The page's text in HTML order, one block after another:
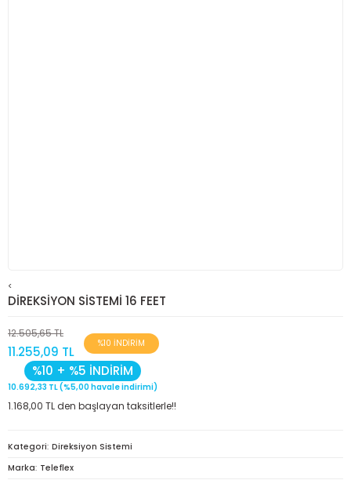
<
DİREKSİYON SİSTEMİ 16 FEET
12.505,65 TL
11.255,09 TL
%10 İNDİRİM
%10 + %5 İNDİRİM
10.692,33 TL (%5,00 havale indirimi)
1.168,00 TL den başlayan taksitlerle!!
Kategori Direksiyon Sistemi
Marka Teleflex